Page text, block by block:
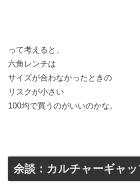
って考えると、
六角レンチは
サイズが合わなかったときの
リスクが小さい
100均で買うのがいいのかな。
余談：カルチャーギャ